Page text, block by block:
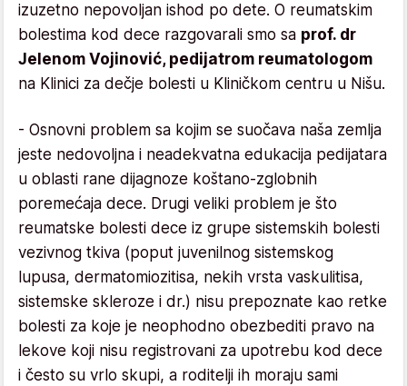
izuzetno nepovoljan ishod po dete. O reumatskim
bolestima kod dece razgovarali smo sa prof. dr
Jelenom Vojinović, pedijatrom reumatologom
na Klinici za dečje bolesti u Kliničkom centru u Nišu.
- Osnovni problem sa kojim se suočava naša zemlja
jeste nedovoljna i neadekvatna edukacija pedijatara
u oblasti rane dijagnoze koštano-zglobnih
poremećaja dece. Drugi veliki problem je što
reumatske bolesti dece iz grupe sistemskih bolesti
vezivnog tkiva (poput juvenilnog sistemskog
lupusa, dermatomiozitisa, nekih vrsta vaskulitisa,
sistemske skleroze i dr.) nisu prepoznate kao retke
bolesti za koje je neophodno obezbediti pravo na
lekove koji nisu registrovani za upotrebu kod dece
i često su vrlo skupi, a roditelji ih moraju sami